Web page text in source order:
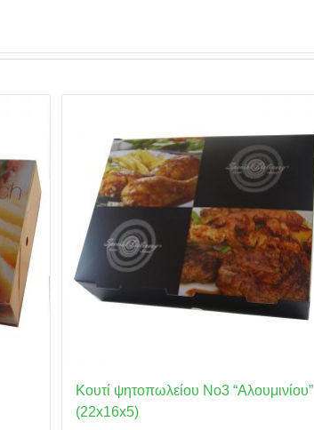
Κουτί ψητοπωλείου No3 “Αλουμινίου”
(22x16x5)